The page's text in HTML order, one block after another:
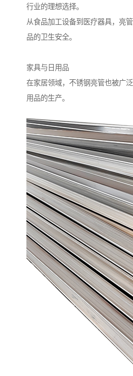
行业的理想选择。
从食品加工设备到医疗器具，亮
品的卫生安全。
家具与日用品
在家居领域，不锈钢亮管也被广
用品的生产。